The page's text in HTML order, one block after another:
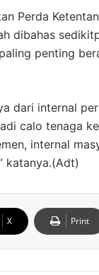
Perda
dibahas
penting
dari internal
calo tenaga
internal
katanya.(Adt)
X Print